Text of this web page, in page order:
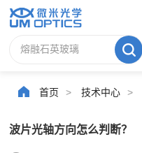
首页 > 技术中心 >
波片光轴方向怎么判断？